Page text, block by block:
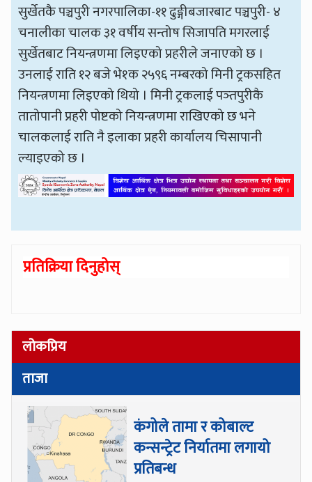
सुर्खेतकै पञ्चपुरी नगरपालिका-११ ढुङ्गीबजारबाट पञ्चपुरी- ४
चनालीका चालक ३१ वर्षीय सन्तोष सिजापति मगरलाई
सुर्खेतबाट नियन्त्रणमा लिइएको प्रहरीले जनाएको छ ।
उनलाई राति १२ बजे भे१क २५९६ नम्बरको मिनी ट्रकसहित
नियन्त्रणमा लिइएको थियो । मिनी ट्रकलाई पञ्तपुरीकै
तातोपानी प्रहरी पोष्टको नियन्त्रणमा राखिएको छ भने
चालकलाई राति नै इलाका प्रहरी कार्यालय चिसापानी
ल्याइएको छ ।
प्रतिक्रिया दिनुहोस्
लोकप्रिय
ताजा
कंगोले तामा र कोबाल्ट
कन्सन्ट्रेट निर्यातमा लगायो
प्रतिबन्ध